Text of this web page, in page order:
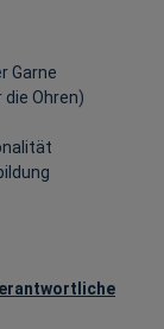
Garne
Ohren)